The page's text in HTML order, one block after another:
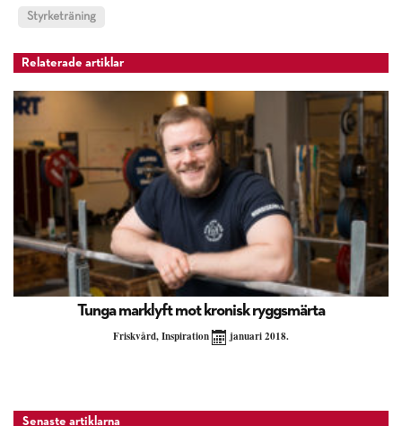
Styrketräning
Relaterade artiklar
Tunga marklyft mot kronisk ryggsmärta
Friskvård,Inspiration januari 2018.
Senaste artiklarna